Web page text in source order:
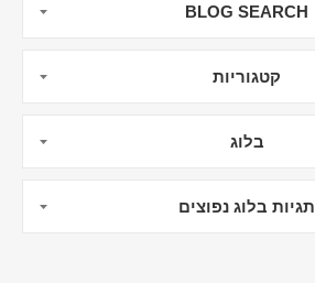
BLOG SEARCH
קטגוריות
בלוג
תגיות בלוג נפוצים